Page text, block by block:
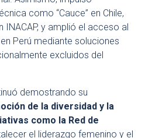
como “Cauce” en Chile,
INACAP, y amplió el acceso al
Perú mediante soluciones
excluidos del
demostrando su
de la diversidad y la
como la Red de
el liderazgo femenino y el